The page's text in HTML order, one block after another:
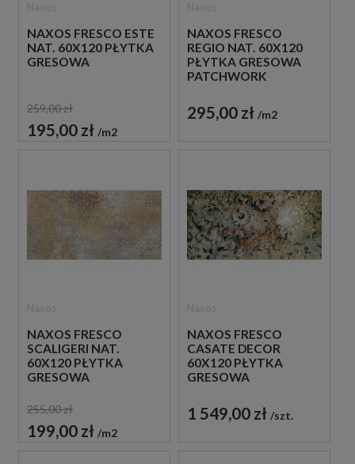
NAXOS FRESCO ESTE
NAT. 60X120 PŁYTKA
GRESOWA
259,00 zł
195,00 zł m2
NAXOS FRESCO
REGIO NAT. 60X120
PŁYTKA GRESOWA
PATCHWORK
295,00 zł m2
NAXOS FRESCO
SCALIGERI NAT.
60X120 PŁYTKA
GRESOWA
255,00 zł
199,00 zł m2
NAXOS FRESCO
CASATE DECOR
60X120 PŁYTKA
GRESOWA
1 549,00 zł szt.